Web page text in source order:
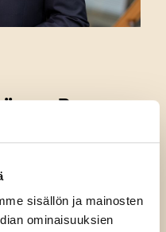
sisällön ja mainosten
ominaisuuksien
Purran
kassa